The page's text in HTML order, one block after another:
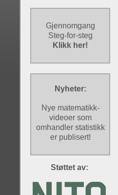
Gjennomgang
Steg-for-steg
Klikk her!
Nyheter:
Nye matematikk-
videoer som
omhandler statistikk
er publisert!
Støttet av: